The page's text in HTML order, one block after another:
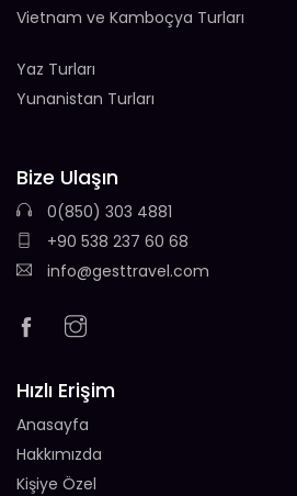
Vietnam ve Kamboçya Turları
Yaz Turları
Yunanistan Turları
Bize Ulaşın
0(850) 303 4881
+90 538 237 60 68
info@gesttravel.com
Hızlı Erişim
Anasayfa
Hakkımızda
Kişiye Özel